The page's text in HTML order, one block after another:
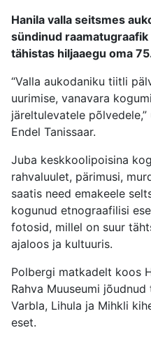
Hanila valla seitsmes
sündinud
tähistas hiljaaegu oma
“Valla aukodaniku tiitli
uurimise, vanavara
järeltulevatele
Endel Tanissaar.
Juba keskkoolipoisina
rahvaluulet, pärimusi,
saatis need emakeele
kogunud etnograafilisi
fotosid, millel on suur
ajaloos ja kultuuris.
Polbergi matkadelt koos
Rahva Muuseumi
Varbla, Lihula ja Mihkli
eset.